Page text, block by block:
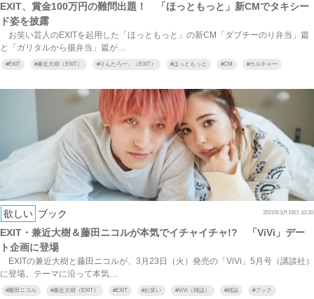
EXIT、賞金100万円の難問出題！ 「ほっともっと」新CMでタキシー
ド姿を披露
お笑い芸人のEXITを起用した「ほっともっと」の新CM「ダブチーのり弁当」篇
と「ガリタルから揚弁当」篇が…
#EXIT #兼近大樹（EXIT） #りんたろー。（EXIT） #ほっともっと #CM #カルチャー
欲しい ブック 2021年3月19日 10:30
EXIT・兼近大樹＆藤田ニコルが本気でイチャイチャ!? 「ViVi」デー
ト企画に登場
EXITの兼近大樹と藤田ニコルが、3月23日（火）発売の「ViVi」5月号（講談社）
に登場。テーマに沿って本気…
#藤田ニコル #兼近大樹（EXIT） #EXIT #お笑い #ViVi（雑誌） #雑誌 #ブック